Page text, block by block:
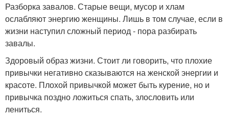
Разборка завалов. Старые вещи, мусор и хлам
ослабляют энергию женщины. Лишь в том случае, если в
жизни наступил сложный период - пора разбирать
завалы.
Здоровый образ жизни. Стоит ли говорить, что плохие
привычки негативно сказываются на женской энергии и
красоте. Плохой привычкой может быть курение, но и
привычка поздно ложиться спать, злословить или
лениться.